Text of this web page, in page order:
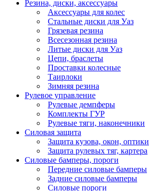
Резина, диски, аксессуары
Аксессуары для колес
Стальные диски для Уаз
Грязевая резина
Всесезонная резина
Литые диски для Уаз
Цепи, браслеты
Проставки колесные
Таирлоки
Зимняя резина
Рулевое управление
Рулевые демпферы
Комплекты ГУР
Рулевые тяги, наконечники
Силовая защита
Защита кузова, окон, оптики
Защита рулевых тяг, картера
Силовые бамперы, пороги
Передние силовые бамперы
Задние силовые бамперы
Силовые пороги